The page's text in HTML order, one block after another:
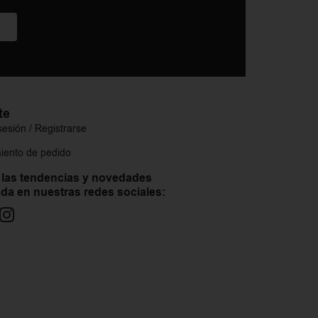
/ Registrarse
de pedido
tendencias y novedades
en nuestras redes sociales: